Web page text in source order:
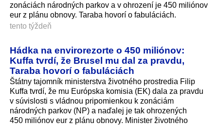
zonáciách národných parkov a v ohrození je 450 miliónov
eur z plánu obnovy. Taraba hovorí o fabuláciách.
tento týždeň
Hádka na envirorezorte o 450 miliónov:
Kuffa tvrdí, že Brusel mu dal za pravdu,
Taraba hovorí o fabuláciách
Štátny tajomník ministerstva životného prostredia Filip
Kuffa tvrdí, že mu Európska komisia (EK) dala za pravdu
v súvislosti s vládnou pripomienkou k zonáciám
národných parkov (NP) a naďalej je tak ohrozených
450 miliónov eur z plánu obnovy. Minister životného